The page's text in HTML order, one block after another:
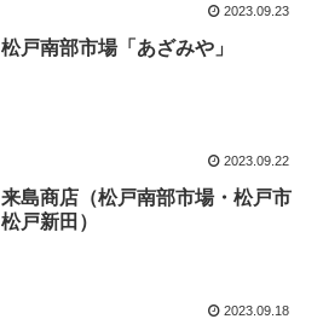
2023.09.23
松戸南部市場「あざみや」
2023.09.22
来島商店（松戸南部市場・松戸市
松戸新田）
2023.09.18